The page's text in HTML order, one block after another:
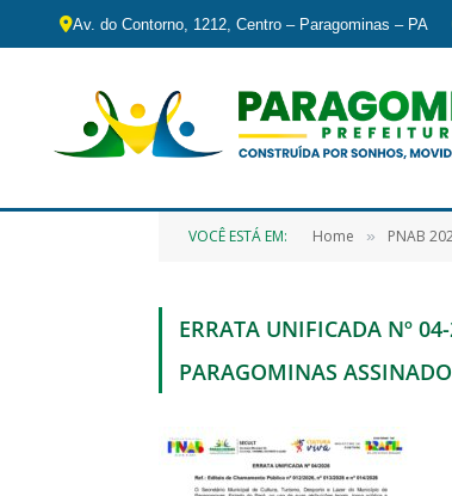
Av. do Contorno, 1212, Centro – Paragominas – PA
VOCÊ ESTÁ EM: Home » PNAB
ERRATA UNIFICADA Nº
PARAGOMINAS ASSINADO